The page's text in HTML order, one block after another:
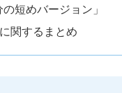
短めバージョン」
関するまとめ